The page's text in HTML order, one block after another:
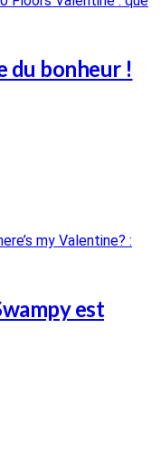
du bonheur !
est